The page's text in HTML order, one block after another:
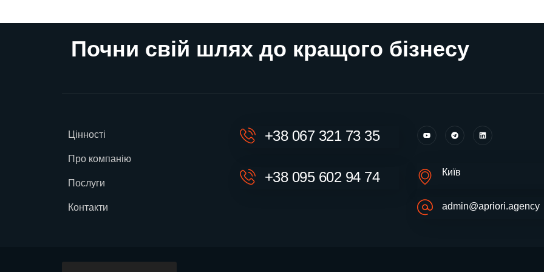
Почни свій шлях до кращого бізнесу
Цінності
Про компанію
Послуги
Контакти
+38 067 321 73 35
+38 095 602 94 74 Київ
admin@apriori.agency